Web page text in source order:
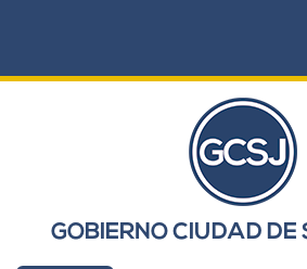
GOBIERNO CIUDAD